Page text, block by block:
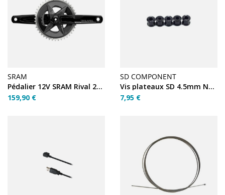
SRAM
Pédalier 12V SRAM Rival 2X DUB 172.5 46/33
159,90 €
SD COMPONENT
Vis plateaux SD 4.5mm Noir
7,95 €